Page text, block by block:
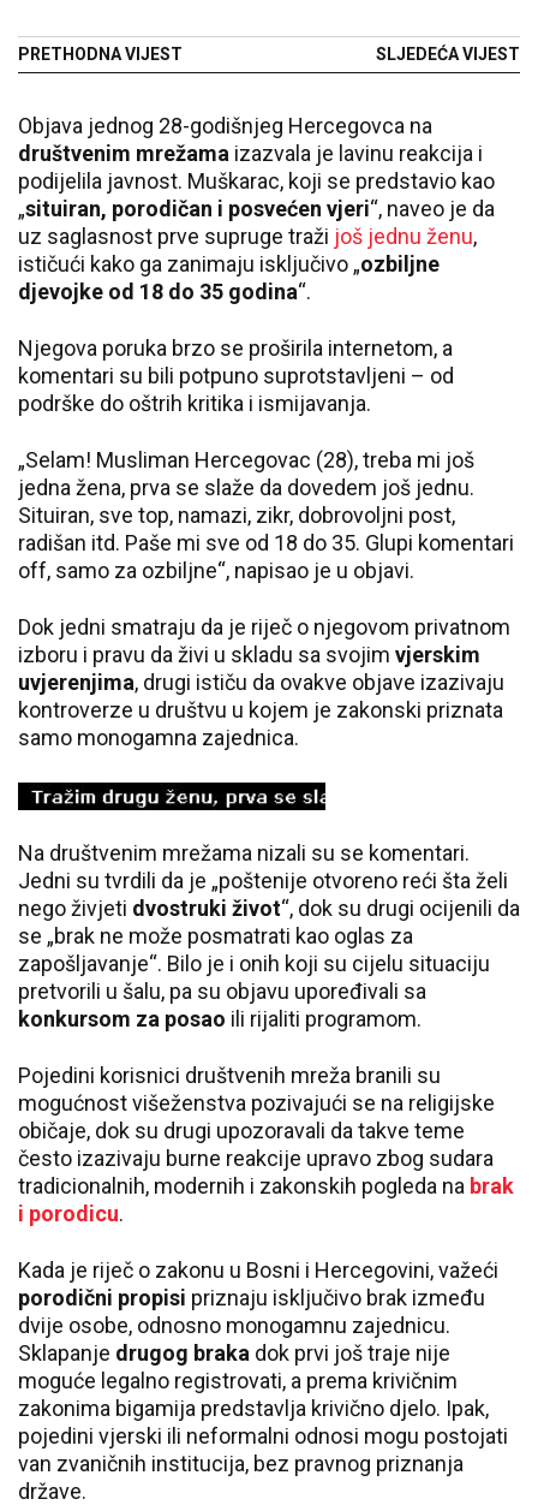
PRETHODNA VIJEST SLJEDEĆA VIJEST
Objava jednog 28-godišnjeg Hercegovca na
društvenim mrežama izazvala je lavinu reakcija i
podijelila javnost. Muškarac, koji se predstavio kao
„situiran, porodičan i posvećen vjeri“, naveo je da
uz saglasnost prve supruge traži još jednu ženu,
ističući kako ga zanimaju isključivo „ozbiljne
djevojke od 18 do 35 godina“.
Njegova poruka brzo se proširila internetom, a
komentari su bili potpuno suprotstavljeni – od
podrške do oštrih kritika i ismijavanja.
„Selam! Musliman Hercegovac (28), treba mi još
jedna žena, prva se slaže da dovedem još jednu.
Situiran, sve top, namazi, zikr, dobrovoljni post,
radišan itd. Paše mi sve od 18 do 35. Glupi komentari
off, samo za ozbiljne“, napisao je u objavi.
Dok jedni smatraju da je riječ o njegovom privatnom
izboru i pravu da živi u skladu sa svojim vjerskim
uvjerenjima, drugi ističu da ovakve objave izazivaju
kontroverze u društvu u kojem je zakonski priznata
samo monogamna zajednica.
Na društvenim mrežama nizali su se komentari.
Jedni su tvrdili da je „poštenije otvoreno reći šta želi
nego živjeti dvostruki život“, dok su drugi ocijenili da
se „brak ne može posmatrati kao oglas za
zapošljavanje“. Bilo je i onih koji su cijelu situaciju
pretvorili u šalu, pa su objavu upoređivali sa
konkursom za posao ili rijaliti programom.
Pojedini korisnici društvenih mreža branili su
mogućnost višeženstva pozivajući se na religijske
običaje, dok su drugi upozoravali da takve teme
često izazivaju burne reakcije upravo zbog sudara
tradicionalnih, modernih i zakonskih pogleda na brak
i porodicu.
Kada je riječ o zakonu u Bosni i Hercegovini, važeći
porodični propisi priznaju isključivo brak između
dvije osobe, odnosno monogamnu zajednicu.
Sklapanje drugog braka dok prvi još traje nije
moguće legalno registrovati, a prema krivičnim
zakonima bigamija predstavlja krivično djelo. Ipak,
pojedini vjerski ili neformalni odnosi mogu postojati
van zvaničnih institucija, bez pravnog priznanja
države.